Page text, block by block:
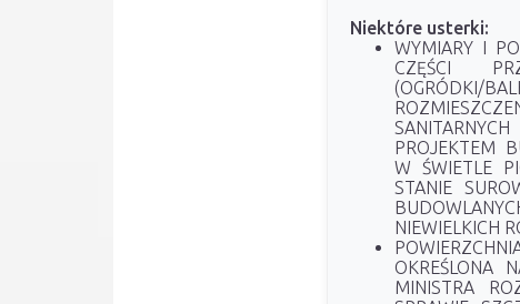
Niektóre usterki:
WYMIARY I
CZĘŚCI
(OGRÓDKI/
PROJEKTEM
W ŚWIETLE
STANIE
NIEWIELKICH
OKREŚLONA
MINISTRA